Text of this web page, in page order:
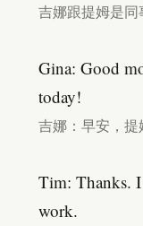
吉娜跟提姆是同
Gina: Good
today!
吉娜：早安，提
Tim: Thanks.
work.